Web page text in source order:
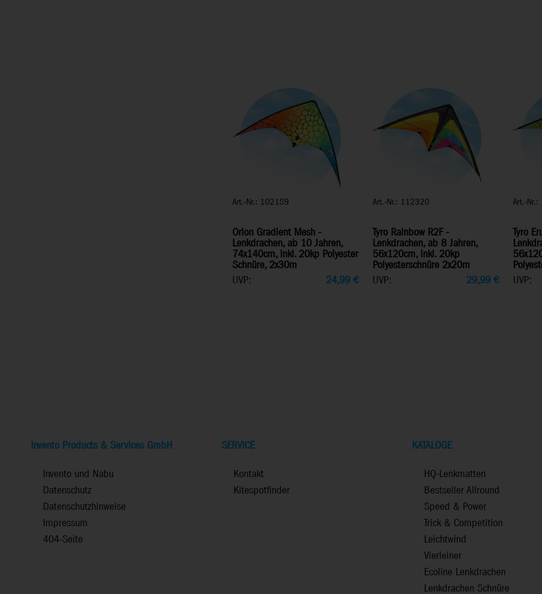
Art.-Nr.: 102189
Orion Gradient Mesh -
Lenkdrachen, ab 10 Jahren,
74x140cm, inkl. 20kp Polyester
Schnüre, 2x30m
UVP:
24,99 €
Art.-Nr.: 112320
Tyro Rainbow R2F -
Lenkdrachen, ab 8 Jahren,
56x120cm, inkl. 20kp
Polyesterschnüre 2x20m
UVP:
29,99€
Art.-
Tyro
UVP:
Invento Products & Services GmbH
Invento und Nabu
Datenschutz
Datenschutzhinweise
Impressum
404-Seite
SERVICE
Kontakt
Kitespotfinder
KATALOGE
HQ-Lenkmatten
Bestseller Allround
Speed & Power
Trick & Competition
Leichtwind
Vierleiner
Ecoline Lenkdrachen
Lenkdrachen Schnüre